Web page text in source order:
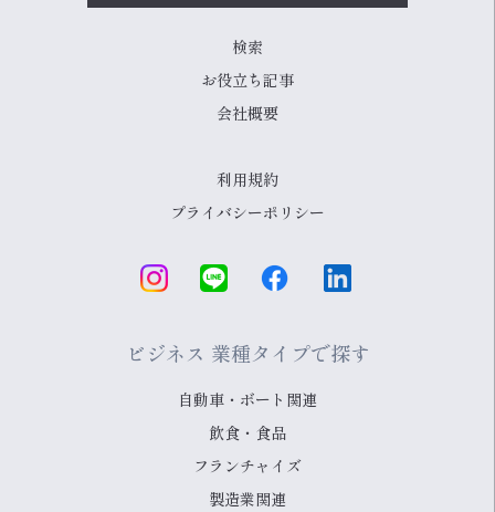
検索
お役立ち記事
会社概要
利用規約
プライバシーポリシー
ビジネス 業種タイプで探す
自動車・ボート関連
飲食・食品
フランチャイズ
製造業関連